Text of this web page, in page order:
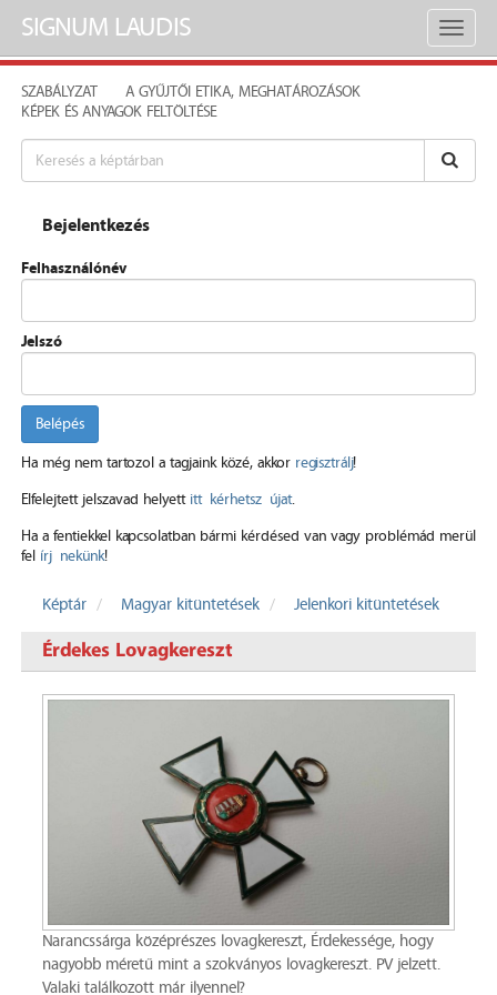
Toggle
SIGNUM LAUDIS
SZABÁLYZAT
A GYŰJTŐI ETIKA, MEGHATÁROZÁSOK
KÉPEK ÉS ANYAGOK FELTÖLTÉSE
Bejelentkezés
Felhasználónév
Jelszó
Belépés
Ha még nem tartozol a tagjaink közé, akkor regisztrálj!
Elfelejtett jelszavad helyett itt kérhetsz újat.
Ha a fentiekkel kapcsolatban bármi kérdésed van vagy problémád merül
fel írj nekünk!
Képtár Magyar kitüntetések Jelenkori kitüntetések
Érdekes Lovagkereszt
Narancssárga középrészes lovagkereszt, Érdekessége, hogy
nagyobb méretű mint a szokványos lovagkereszt. PV jelzett.
Valaki találkozott már ilyennel?